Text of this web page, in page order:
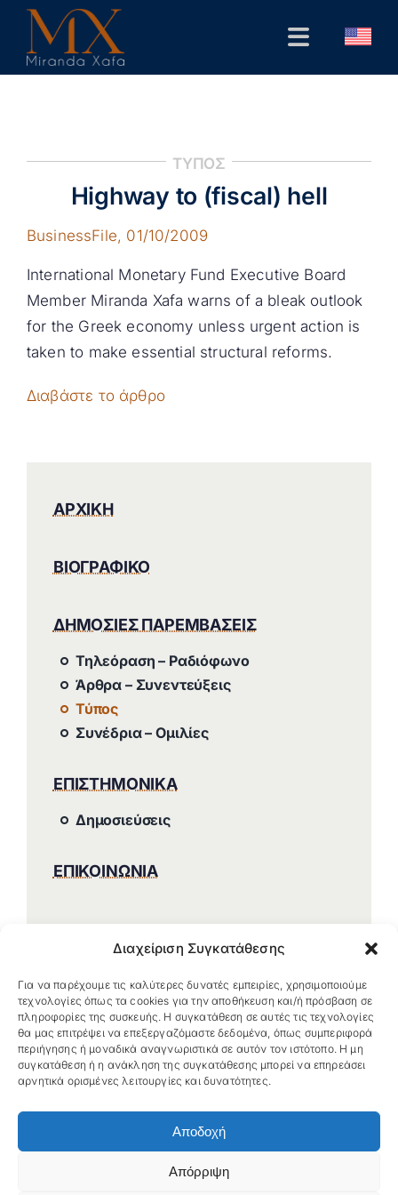
Διαχείριση Συγκατάθεσης
Για να παρέχουμε τις καλύτερες δυνατές εμπειρίες, χρησιμοποιούμε
τεχνολογίες όπως τα cookies για την αποθήκευση και/ή πρόσβαση σε
πληροφορίες της συσκευής. Η συγκατάθεση σε αυτές τις τεχνολογίες
θα μας επιτρέψει να επεξεργαζόμαστε δεδομένα, όπως συμπεριφορά
περιήγησης ή μοναδικά αναγνωριστικά σε αυτόν τον ιστότοπο. Η μη
συγκατάθεση ή η ανάκληση της συγκατάθεσης μπορεί να επηρεάσει
αρνητικά ορισμένες λειτουργίες και δυνατότητες.
Αποδοχή
Απόρριψη
Skip
content
Toggle
Navigation
Αρχική
Δημόσιες Παρεμβάσεις
Επιστημονικά
ΤΥΠΟΣ
Highway to (fiscal) hell
BusinessFile, 01/10/2009
International Monetary Fund Executive Board
Member Miranda Xafa warns of a bleak outlook
for the Greek economy unless urgent action is
taken to make essential structural reforms.
Διαβάστε το άρθρο
ΑΡΧΙΚΗ
ΒΙΟΓΡΑΦΙΚΟ
ΔΗΜΟΣΙΕΣ ΠΑΡΕΜΒΑΣΕΙΣ
Τηλεόραση – Ραδιόφωνο
Άρθρα – Συνεντεύξεις
Τύπος
Συνέδρια – Ομιλίες
ΕΠΙΣΤΗΜΟΝΙΚΑ
Δημοσιεύσεις
ΕΠΙΚΟΙΝΩΝΙΑ